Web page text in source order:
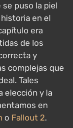
puso la piel
en el
era
de los
y
complejas que
Tales
elección y la
en
o Fallout 2.